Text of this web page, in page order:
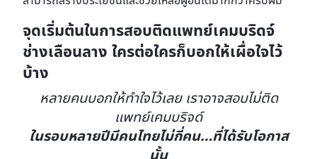
จุดเริ่มต้นในการสอบติดแพทย์เคมบริดจ์
ช่างเลือนลาง ใครต่อใครก็บอกให้เผื่อใจไว้
บ้าง
หลายคนบอกให้ทำใจไว้เลย เราอาจสอบไม่ติด
แพทย์เคมบริจด์
ในรอบหลายปีมีคนไทยไม่กี่คน…ที่ได้รับโอกาส
นั้น